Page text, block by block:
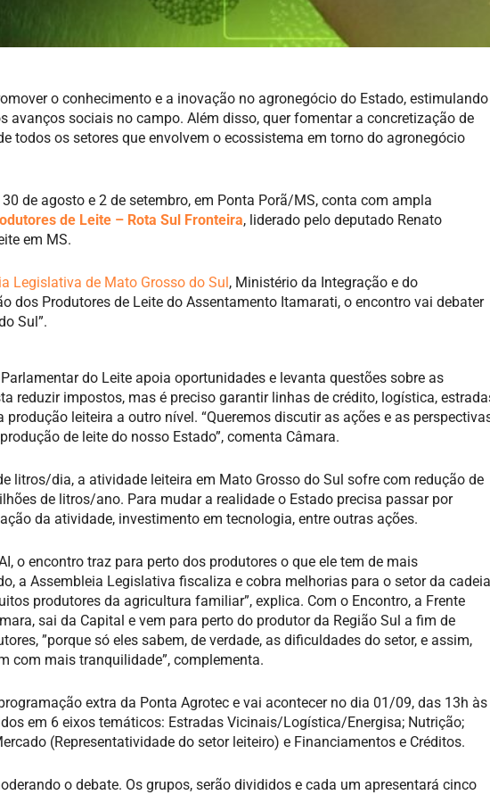
o conhecimento e a inovação no agronegócio do Estado, estimulando
avanços sociais no campo. Além disso, quer fomentar a concretização de
todos os setores que envolvem o ecossistema em torno do agronegócio
de agosto e 2 de setembro, em Ponta Porã/MS, conta com ampla
de Leite – Rota Sul Fronteira, liderado pelo deputado Renato
em MS.
Legislativa de Mato Grosso do Sul , Ministério da Integração e do
dos Produtores de Leite do Assentamento Itamarati, o encontro vai debater
Sul”.
Parlamentar do Leite apoia oportunidades e levanta questões sobre as
reduzir impostos, mas é preciso garantir linhas de crédito, logística,
leiteira a outro nível. “Queremos discutir as ações e as
de leite do nosso Estado”, comenta Câmara.
litros/dia, a atividade leiteira em Mato Grosso do Sul sofre com redução de
de litros/ano. Para mudar a realidade o Estado precisa passar por
da atividade, investimento em tecnologia, entre outras ações.
o encontro traz para perto dos produtores o que ele tem de mais
a Assembleia Legislativa fiscaliza e cobra melhorias para o setor da cadeia
produtores da agricultura familiar”, explica. Com o Encontro, a Frente
sai da Capital e vem para perto do produtor da Região Sul a fim de
”porque só eles sabem, de verdade, as dificuldades do setor, e assim,
com mais tranquilidade”, complementa.
extra da Ponta Agrotec e vai acontecer no dia 01/09, das 13h às
em 6 eixos temáticos: Estradas Vicinais/Logística/Energisa; Nutrição;
(Representatividade do setor leiteiro) e Financiamentos e Créditos.
o debate. Os grupos, serão divididos e cada um apresentará cinco